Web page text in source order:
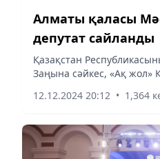
Алматы қаласы
депутат сайланды
Қазақстан
Заңына сәйкес, «Ақ жол»
Алматы қаласы
12.12.2024 20:12 • 1,364